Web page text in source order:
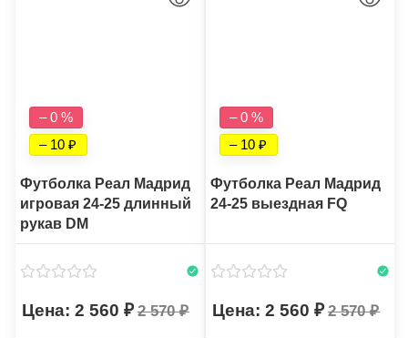
– 0 %
– 10
Футболка Реал Мадрид
игровая 24-25 длинный
рукав DM
2 560 2 570
– 0 %
– 10
Футболка Реал Мадрид
24-25 выездная FQ
2 560 2 570